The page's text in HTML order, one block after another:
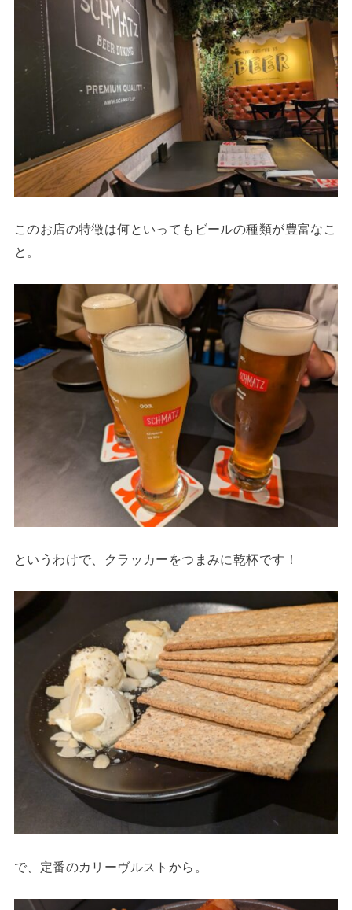
このお店の特徴は何といってもビールの種類が豊富なこ
と。
というわけで、クラッカーをつまみに乾杯です！
で、定番のカリーヴルストから。